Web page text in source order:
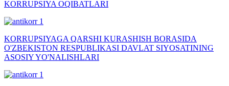
KORRUPSIYA OQIBATLARI
KORRUPSIYAGA QARSHI KURASHISH BORASIDA
O'ZBEKISTON RESPUBLIKASI DAVLAT SIYOSATINING
ASOSIY YO'NALISHLARI